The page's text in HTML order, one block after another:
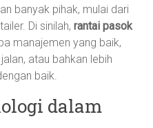
banyak pihak, mulai dari
Di sinilah,rantai pasok
manajemen yang baik,
atau bahkan lebih
baik.
dalam